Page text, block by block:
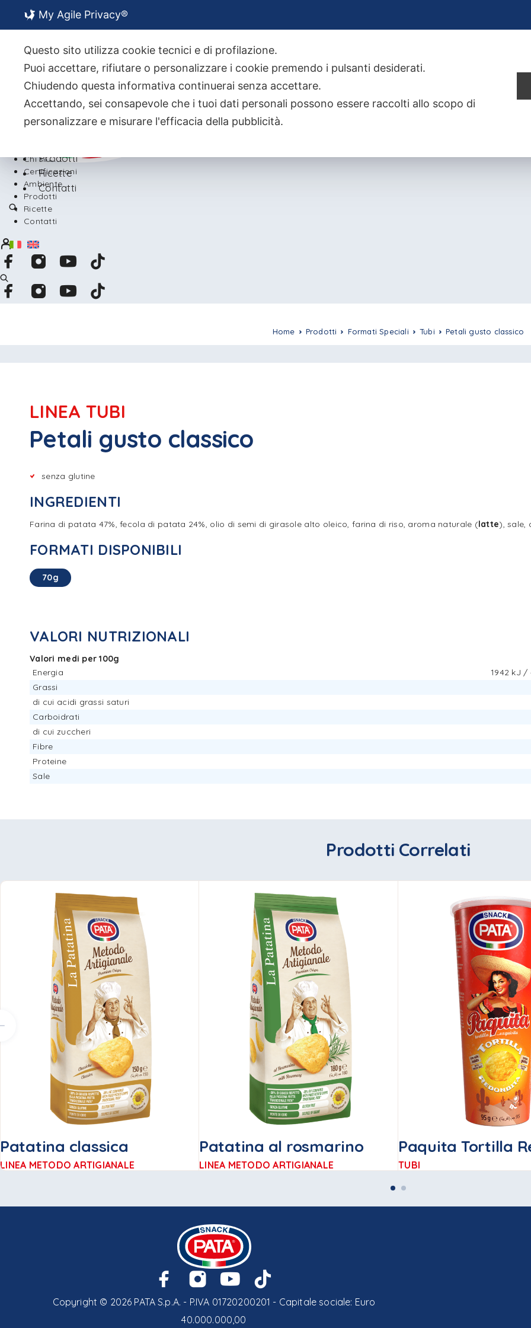
Back
Chi siamo
Certificazioni
Ambiente
Prodotti
Ricette
Contatti
Chi siamo
Certificazioni
Ambiente
Prodotti
Ricette
Contatti
Home Prodotti Formati Speciali Tubi Petali gusto classico
LINEA TUBI
Petali gusto classico
senza glutine
INGREDIENTI
Farina di patata 47%, fecola di patata 24%, olio di semi di girasole alto oleico, farina di riso, aroma naturale (latte), sale,
FORMATI DISPONIBILI
70g
VALORI NUTRIZIONALI
Valori medi per 100g
Energia
1942 kJ /
Grassi
di cui acidi grassi saturi
Carboidrati
di cui zuccheri
Fibre
Proteine
Sale
Prodotti Correlati
Patatina classica
LINEA METODO ARTIGIANALE
Patatina al rosmarino
LINEA METODO ARTIGIANALE
Paquita Tortilla
TUBI
Copyright © 2026 PATA S.p.A. - P.IVA 01720200201 - Capitale sociale: Euro
40.000.000,00
My Agile Privacy®
Questo sito utilizza cookie tecnici e di profilazione.
Puoi accettare, rifiutare o personalizzare i cookie premendo i pulsanti desiderati.
Chiudendo questa informativa continuerai senza accettare.
Accettando, sei consapevole che i tuoi dati personali possono essere raccolti allo scopo di
personalizzare e misurare l'efficacia della pubblicità.